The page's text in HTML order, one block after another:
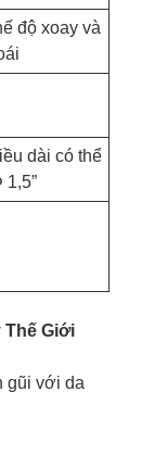
độ xoay và
dài có thể
1,5”
Thế Giới
gũi với da